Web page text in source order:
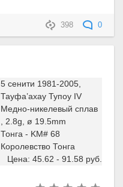
398 0
5 сенити 1981-2005,
Тауфа’ахау Тупоу IV
Медно-никелевый сплав
, 2.8g, ø 19.5mm
Тонга - KM# 68
Королевство Тонга
Цена: 45.62 - 91.58 руб.